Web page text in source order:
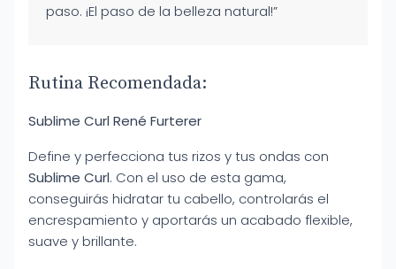
paso. ¡El paso de la belleza natural!”
Rutina Recomendada:
Sublime Curl René Furterer
Define y perfecciona tus rizos y tus ondas con
Sublime Curl. Con el uso de esta gama,
conseguirás hidratar tu cabello, controlarás el
encrespamiento y aportarás un acabado flexible,
suave y brillante.